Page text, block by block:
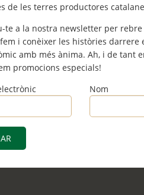
de les terres productores
te a la nostra newsletter per rebre
i conèixer les històries darrere
amb més ànima. Ah, i de tant
promocions especials!
Nom
· GC 2708